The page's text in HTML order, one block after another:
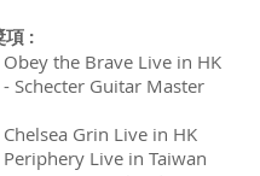
項 :
the Brave Live in HK
Schecter Guitar Master
Grin Live in HK
Live in Taiwan